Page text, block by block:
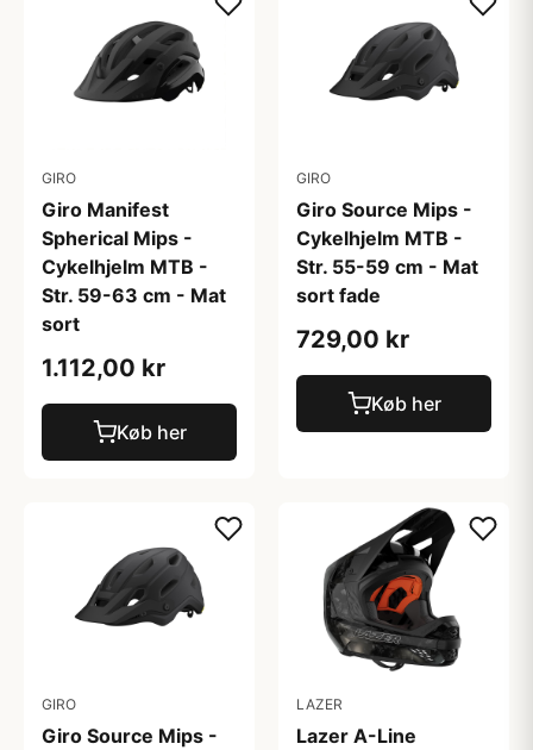
GIRO
Giro Manifest
Spherical Mips -
Cykelhjelm MTB -
Str. 59-63 cm - Mat
sort
1.112,00 kr
Køb her
GIRO
Giro Source Mips -
Cykelhjelm MTB -
Str. 55-59 cm - Mat
sort fade
729,00 kr
Køb her
GIRO
Giro Source Mips -
LAZER
Lazer A-Line